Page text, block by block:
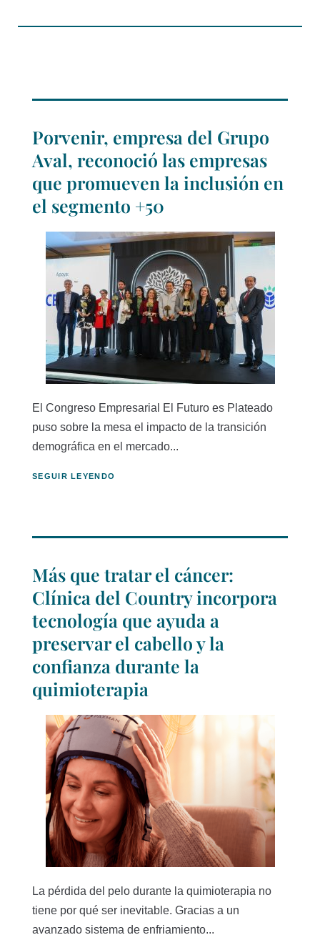
Porvenir, empresa del Grupo
Aval, reconoció las empresas
que promueven la inclusión en
el segmento +50
El Congreso Empresarial El Futuro es Plateado
puso sobre la mesa el impacto de la transición
demográfica en el mercado...
SEGUIR LEYENDO
Más que tratar el cáncer:
Clínica del Country incorpora
tecnología que ayuda a
preservar el cabello y la
confianza durante la
quimioterapia
La pérdida del pelo durante la quimioterapia no
tiene por qué ser inevitable. Gracias a un
avanzado sistema de enfriamiento...